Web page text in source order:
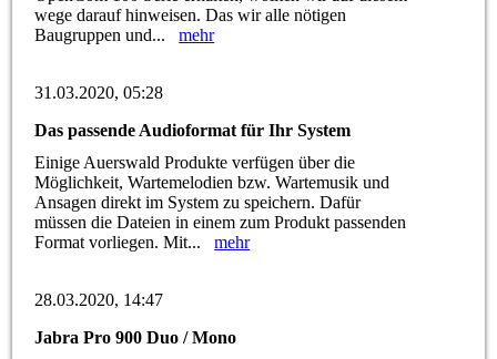
wege darauf hinweisen. Das wir alle nötigen
Baugruppen und...mehr
31.03.2020, 05:28
Das passende Audioformat für Ihr System
Einige Auerswald Produkte verfügen über die
Möglichkeit, Wartemelodien bzw. Wartemusik und
Ansagen direkt im System zu speichern. Dafür
müssen die Dateien in einem zum Produkt passenden
Format vorliegen. Mit...mehr
28.03.2020, 14:47
Jabra Pro 900 Duo / Mono